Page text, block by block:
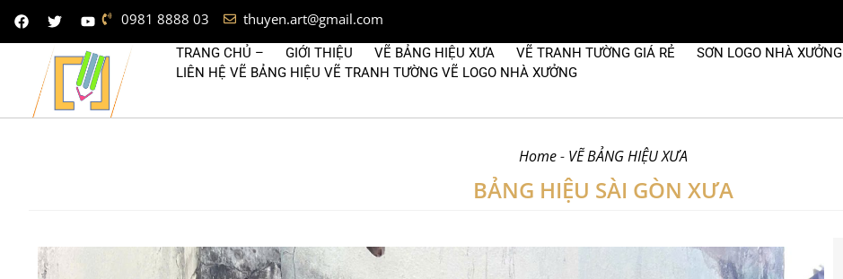
0981 8888 03 thuyen.art@gmail.com
TRANG CHỦ – GIỚI THIỆU VẼ BẢNG HIỆU XƯA VẼ TRANH TƯỜNG GIÁ RẺ
SƠN LOGO NHÀ XƯỞNG
LIÊN HỆ VẼ BẢNG HIỆU VẼ TRANH TƯỜNG VẼ LOGO NHÀ XƯỞNG
Home- VẼ BẢNG HIỆU XƯA
BẢNG HIỆU SÀI GÒN XƯA